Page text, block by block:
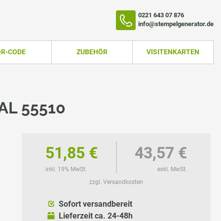
0221 643 07 876
info@stempelgenerator.de
CODE ZUBEHÖR VISITENKARTEN
55510
51,85 €
inkl. 19% MwSt.
43,57 €
exkl. MwSt.
zzgl. Versandkosten
Sofort versandbereit
Lieferzeit ca. 24-48h